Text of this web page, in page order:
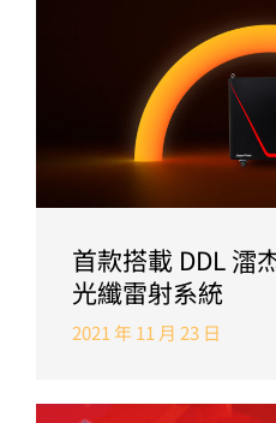
首款搭載 DDL 㵢
光纖雷射系統
2021 年 11 月 23 日